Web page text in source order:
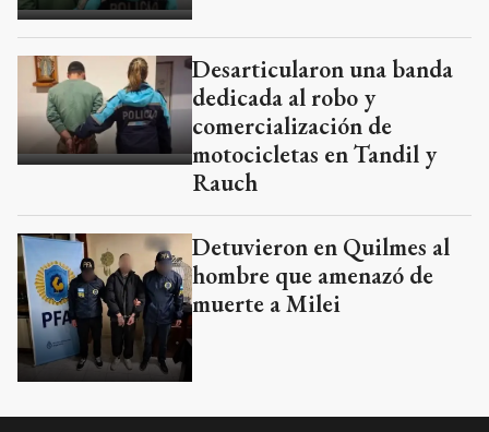
Desarticularon una banda
dedicada al robo y
comercialización de
motocicletas en Tandil y
Rauch
Detuvieron en Quilmes al
hombre que amenazó de
muerte a Milei